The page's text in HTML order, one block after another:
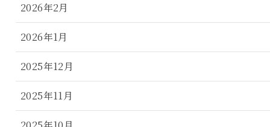
2026年2月
2026年1月
2025年12月
2025年11月